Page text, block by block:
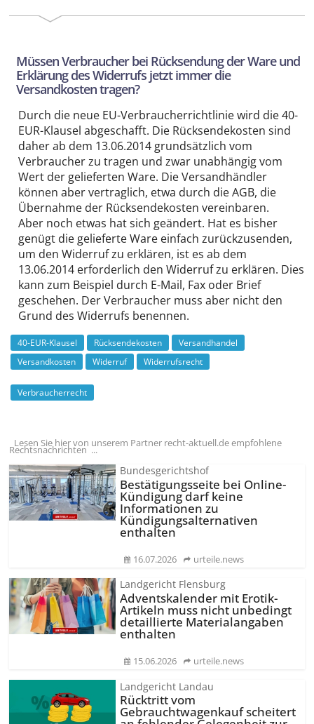
Müssen Verbraucher bei Rücksendung der Ware und
Erklärung des Widerrufs jetzt immer die
Versandkosten tragen?
Durch die neue EU-Verbraucherrichtlinie wird die 40-
EUR-Klausel abgeschafft. Die Rücksendekosten sind
daher ab dem 13.06.2014 grundsätzlich vom
Verbraucher zu tragen und zwar unabhängig vom
Wert der gelieferten Ware. Die Versandhändler
können aber vertraglich, etwa durch die AGB, die
Übernahme der Rücksendekosten vereinbaren.
Aber noch etwas hat sich geändert. Hat es bisher
genügt die gelieferte Ware einfach zurückzusenden,
um den Widerruf zu erklären, ist es ab dem
13.06.2014 erforderlich den Widerruf zu erklären. Dies
kann zum Beispiel durch E-Mail, Fax oder Brief
geschehen. Der Verbraucher muss aber nicht den
Grund des Widerrufs benennen.
40-EUR-Klausel Rücksendekosten
Versandhandel
Versandkosten
Widerruf Widerrufsrecht
Verbraucherrecht
Lesen Sie hier von unserem Partner recht-aktuell.de empfohlene
Rechtsnachrichten ...
Bundesgerichtshof
Bestätigungsseite bei Online-
Kündigung darf keine
Informationen zu
Kündigungsal­ternativen
enthalten
16.07.2026 urteile.news
Landgericht Flensburg
Adventskalender mit Erotik-
Artikeln muss nicht unbedingt
detaillierte Materialangaben
enthalten
15.06.2026 urteile.news
Landgericht Landau
Rücktritt vom
Gebrauchtwagenkauf scheitert